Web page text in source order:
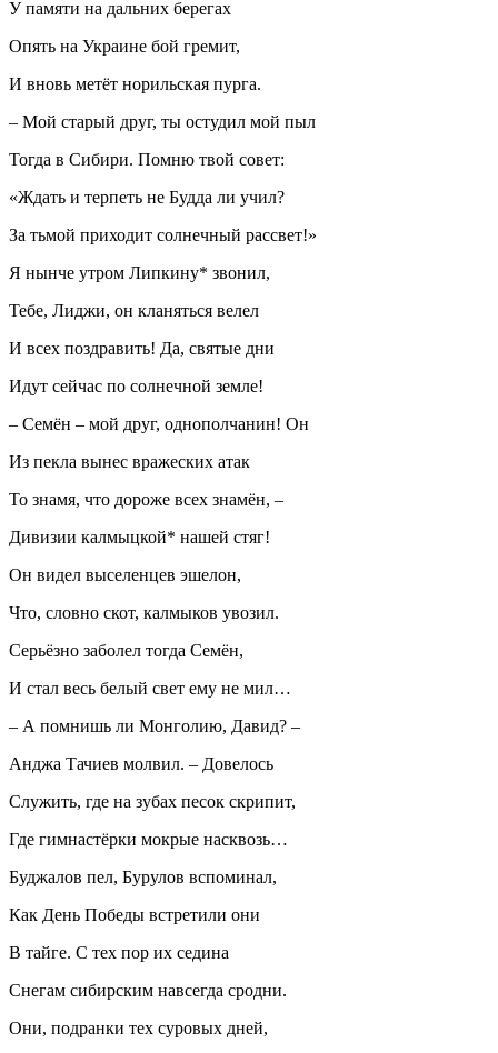
У памяти на дальних берегах
Опять на Украине бой гремит,
И вновь метёт норильская пурга.
– Мой старый друг, ты остудил мой пыл
Тогда в Сибири. Помню твой совет:
«Ждать и терпеть не Будда ли учил?
За тьмой приходит солнечный рассвет!»
Я нынче утром Липкину* звонил,
Тебе, Лиджи, он кланяться велел
И всех поздравить! Да, святые дни
Идут сейчас по солнечной земле!
– Семён – мой друг, однополчанин! Он
Из пекла вынес вражеских атак
То знамя, что дороже всех знамён, –
Дивизии калмыцкой* нашей стяг!
Он видел выселенцев эшелон,
Что, словно скот, калмыков увозил.
Серьёзно заболел тогда Семён,
И стал весь белый свет ему не мил…
– А помнишь ли Монголию, Давид? –
Анджа Тачиев молвил. – Довелось
Служить, где на зубах песок скрипит,
Где гимнастёрки мокрые насквозь…
Буджалов пел, Бурулов вспоминал,
Как День Победы встретили они
В тайге. С тех пор их седина
Снегам сибирским навсегда сродни.
Они, подранки тех суровых дней,